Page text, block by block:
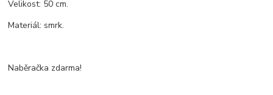
Velikost: 50 cm.
Materiál: smrk.
Naběračka zdarma!